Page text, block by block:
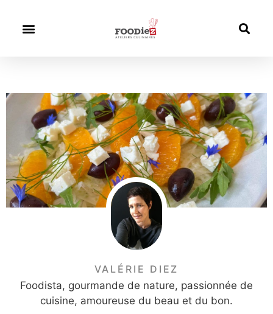
VALÉRIE DIEZ
Foodista, gourmande de nature, passionnée de
cuisine, amoureuse du beau et du bon.